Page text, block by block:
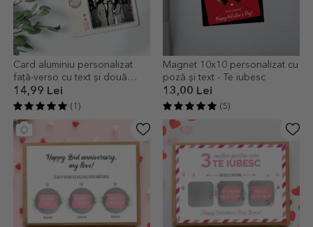
Card aluminiu personalizat
față-verso cu text și două
poze - Carte Poștală
14,99 Lei
(1)
Magnet 10x10 personalizat cu
poză și text - Te iubesc
13,00 Lei
(5)